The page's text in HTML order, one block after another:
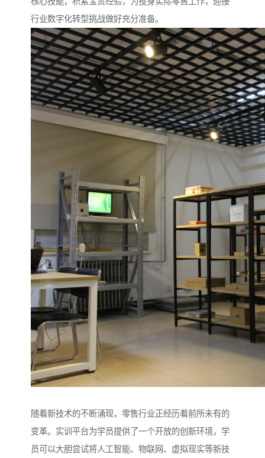
行业数字化转型挑战做好充分准备。
随着新技术的不断涌现，零售行业正经历着前所未有的
变革。实训平台为学员提供了一个开放的创新环境，学
员可以大胆尝试将人工智能、物联网、虚拟现实等新技